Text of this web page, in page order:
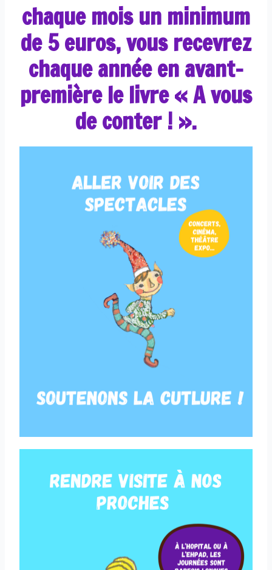
chaque mois un minimum
de 5 euros, vous recevrez
chaque année en avant-
première le livre « A vous
de conter ! ».